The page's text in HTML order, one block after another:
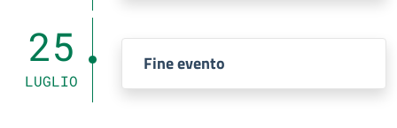
25
LUGLIO
Fine evento